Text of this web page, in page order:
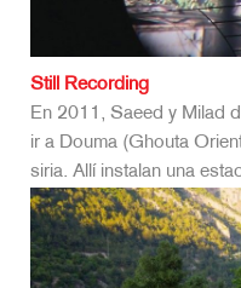
Still Recording
En 2011, Saeed y Milad
ir a Douma (Ghouta
siria. Allí instalan una